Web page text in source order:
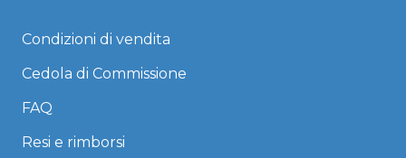
Condizioni di vendita
Cedola di Commissione
FAQ
Resi e rimborsi